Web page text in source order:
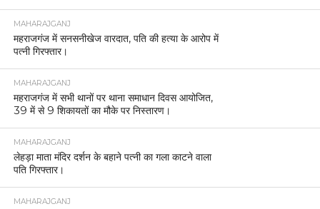
MAHARAJGANJ
महराजगंज में सनसनीखेज वारदात, पति की हत्या के आरोप में
पत्नी गिरफ्तार।
MAHARAJGANJ
महराजगंज में सभी थानों पर थाना समाधान दिवस आयोजित,
39 में से 9 शिकायतों का मौके पर निस्तारण।
MAHARAJGANJ
लेहड़ा माता मंदिर दर्शन के बहाने पत्नी का गला काटने वाला
पति गिरफ्तार।
MAHARAJGANJ